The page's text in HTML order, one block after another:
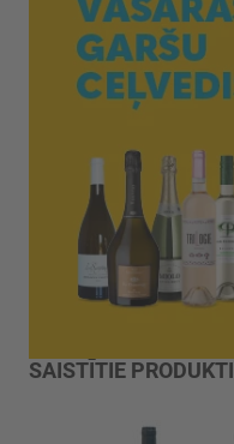
SAISTĪTIE PRODUKTI